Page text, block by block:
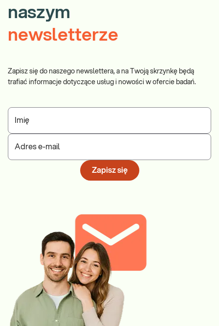
naszym
newsletterze
Zapisz się do naszego newslettera, a na Twoją skrzynkę będą
trafiać informacje dotyczące usług i nowości w ofercie badań.
Imię
Adres e-mail
Zapisz się